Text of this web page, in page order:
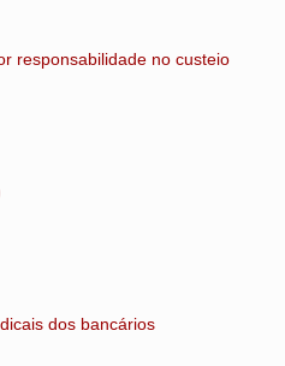
responsabilidade no custeio
dos bancários